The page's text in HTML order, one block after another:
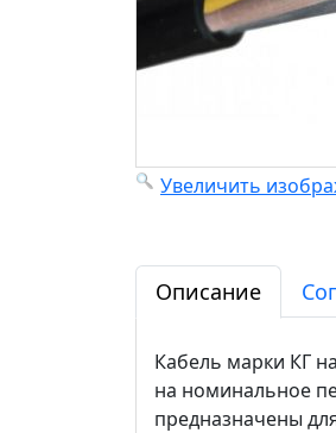
Увеличить
Описание
Кабель марки КГ
на номинальное
предназначены